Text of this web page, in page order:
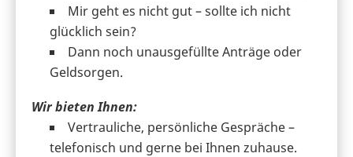
Mir geht es nicht gut – sollte ich nicht
glücklich sein?
Dann noch unausgefüllte Anträge oder
Geldsorgen.
Wir bieten Ihnen:
Vertrauliche, persönliche Gespräche –
telefonisch und gerne bei Ihnen zuhause.